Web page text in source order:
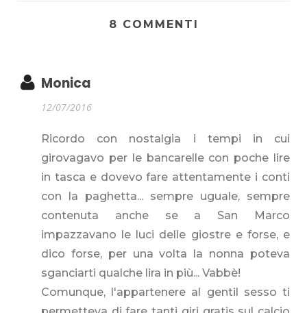
8 COMMENTI
Monica
12/07/2016
Ricordo con nostalgia i tempi in cui
girovagavo per le bancarelle con poche lire
in tasca e dovevo fare attentamente i conti
con la paghetta... sempre uguale, sempre
contenuta anche se a San Marco
impazzavano le luci delle giostre e forse, e
dico forse, per una volta la nonna poteva
sganciarti qualche lira in più... Vabbè!
Comunque, l'appartenere al gentil sesso ti